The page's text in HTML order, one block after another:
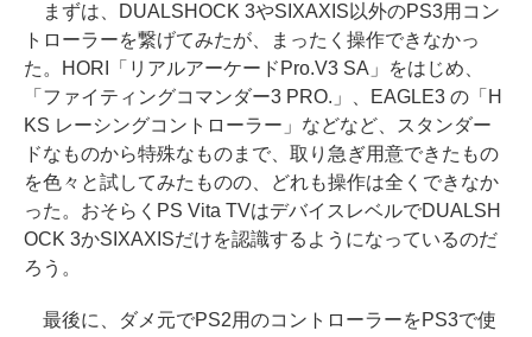
まずは、DUALSHOCK 3やSIXAXIS以外のPS3用コン
トローラーを繋げてみたが、まったく操作できなかっ
た。HORI「リアルアーケードPro.V3 SA」をはじめ、
「ファイティングコマンダー3 PRO.」、EAGLE3 の「H
KS レーシングコントローラー」などなど、スタンダー
ドなものから特殊なものまで、取り急ぎ用意できたもの
を色々と試してみたものの、どれも操作は全くできなか
った。おそらくPS Vita TVはデバイスレベルでDUALSH
OCK 3かSIXAXISだけを認識するようになっているのだ
ろう。
最後に、ダメ元でPS2用のコントローラーをPS3で使